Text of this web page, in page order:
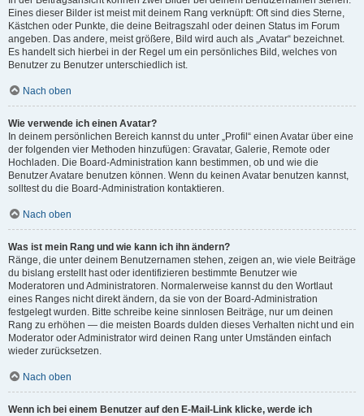
Eines dieser Bilder ist meist mit deinem Rang verknüpft: Oft sind dies Sterne,
Kästchen oder Punkte, die deine Beitragszahl oder deinen Status im Forum
angeben. Das andere, meist größere, Bild wird auch als „Avatar“ bezeichnet.
Es handelt sich hierbei in der Regel um ein persönliches Bild, welches von
Benutzer zu Benutzer unterschiedlich ist.
Nach oben
Wie verwende ich einen Avatar?
In deinem persönlichen Bereich kannst du unter „Profil“ einen Avatar über eine
der folgenden vier Methoden hinzufügen: Gravatar, Galerie, Remote oder
Hochladen. Die Board-Administration kann bestimmen, ob und wie die
Benutzer Avatare benutzen können. Wenn du keinen Avatar benutzen kannst,
solltest du die Board-Administration kontaktieren.
Nach oben
Was ist mein Rang und wie kann ich ihn ändern?
Ränge, die unter deinem Benutzernamen stehen, zeigen an, wie viele Beiträge
du bislang erstellt hast oder identifizieren bestimmte Benutzer wie
Moderatoren und Administratoren. Normalerweise kannst du den Wortlaut
eines Ranges nicht direkt ändern, da sie von der Board-Administration
festgelegt wurden. Bitte schreibe keine sinnlosen Beiträge, nur um deinen
Rang zu erhöhen — die meisten Boards dulden dieses Verhalten nicht und ein
Moderator oder Administrator wird deinen Rang unter Umständen einfach
wieder zurücksetzen.
Nach oben
Wenn ich bei einem Benutzer auf den E-Mail-Link klicke, werde ich